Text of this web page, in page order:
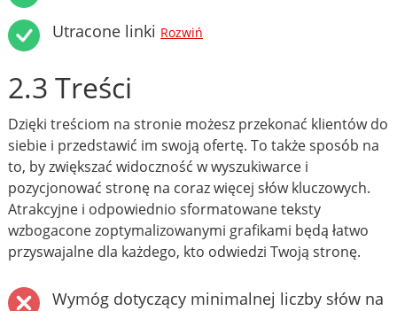
Utracone linki Rozwiń
2.3 Treści
Dzięki treściom na stronie możesz przekonać klientów do
siebie i przedstawić im swoją ofertę. To także sposób na
to, by zwiększać widoczność w wyszukiwarce i
pozycjonować stronę na coraz więcej słów kluczowych.
Atrakcyjne i odpowiednio sformatowane teksty
wzbogacone zoptymalizowanymi grafikami będą łatwo
przyswajalne dla każdego, kto odwiedzi Twoją stronę.
Wymóg dotyczący minimalnej liczby słów na